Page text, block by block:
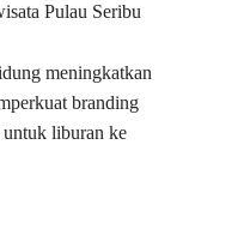
Pulau Seribu
meningkatkan
branding
untuk liburan ke